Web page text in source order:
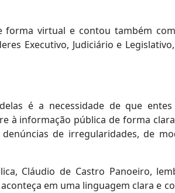
forma virtual e contou também
Executivo, Judiciário e
é a necessidade de que
à informação pública de forma
de irregularidades, de
Cláudio de Castro Panoeiro,
em uma linguagem clara e